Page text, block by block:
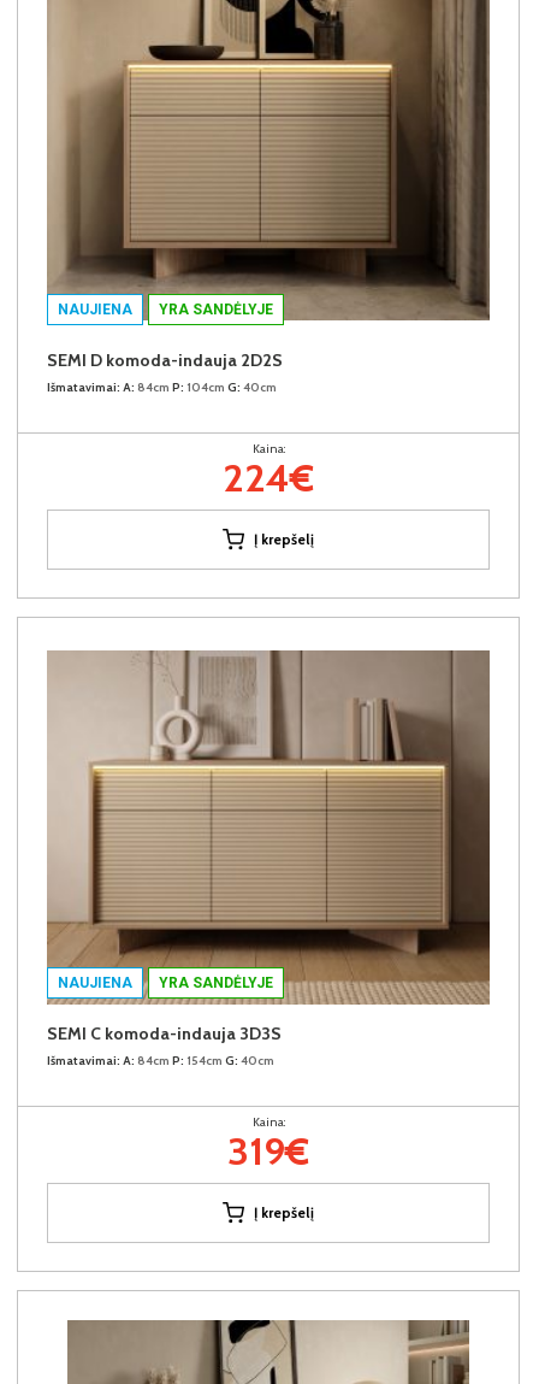
NAUJIENA YRA SANDĖLYJE
SEMI D komoda-indauja 2D2S
Išmatavimai: A: 84cm P: 104cm G: 40cm
Kaina:
224€
Į krepšelį
NAUJIENA YRA SANDĖLYJE
SEMI C komoda-indauja 3D3S
Išmatavimai: A: 84cm P: 154cm G: 40cm
Kaina:
319€
Į krepšelį